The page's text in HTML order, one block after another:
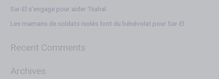
Sar-El s’engage pour aider Tsahal
Les mamans de soldats isolés font du bénévolat pour Sar-El
Recent Comments
Archives